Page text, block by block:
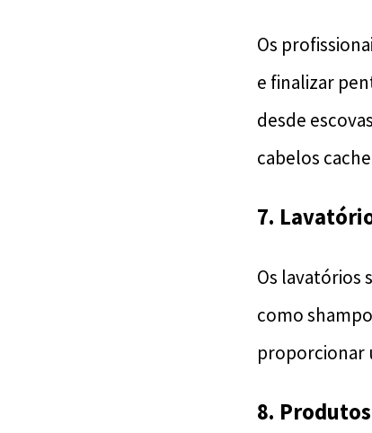
Os
e finalizar
desde
cabelos
7.
Os lavatórios
como
proporcionar
8.